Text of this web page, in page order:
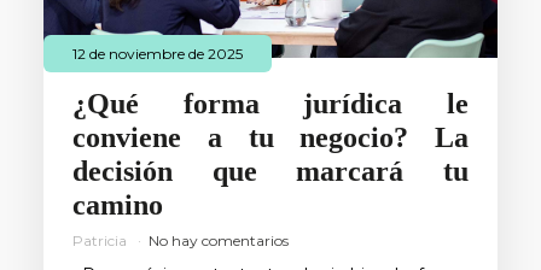
12 de noviembre de 2025
¿Qué forma jurídica le
conviene a tu negocio? La
decisión que marcará tu
camino
Patricia No hay comentarios